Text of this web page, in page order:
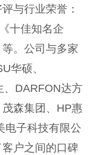
与行业荣誉：
十佳知名企
。公司与多家
华硕、
、DARFON达方
森集团、HP惠
电子科技有限公
户之间的口碑